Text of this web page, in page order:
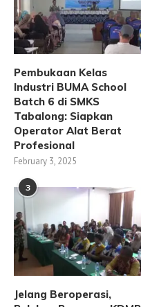
Pembukaan Kelas
Industri BUMA School
Batch 6 di SMKS
Tabalong: Siapkan
Operator Alat Berat
Profesional
February 3, 2025
3
Jelang Beroperasi,